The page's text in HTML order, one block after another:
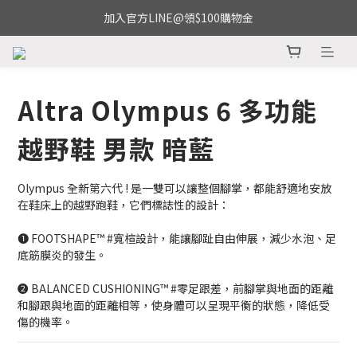
加入官方LINE@領$100購物金
Altra Olympus 6 多功能
越野鞋 男款 暗藍
Olympus 全新第六代 ! 是一雙可以讓整個腳掌，都能舒適地安放
在鞋床上的越野跑鞋，它們標誌性的設計：​
➊ FOOTSHAPE™ #寬楦設計，能讓腳趾自由伸展，減少水泡、足
底筋膜炎的發生。​
➋ BALANCED CUSHIONING™ #零足跟差，前腳掌與地面的距離
和腳跟與地面的距離相等，使身體可以呈現平衡的狀態，降低受
傷的機率。​